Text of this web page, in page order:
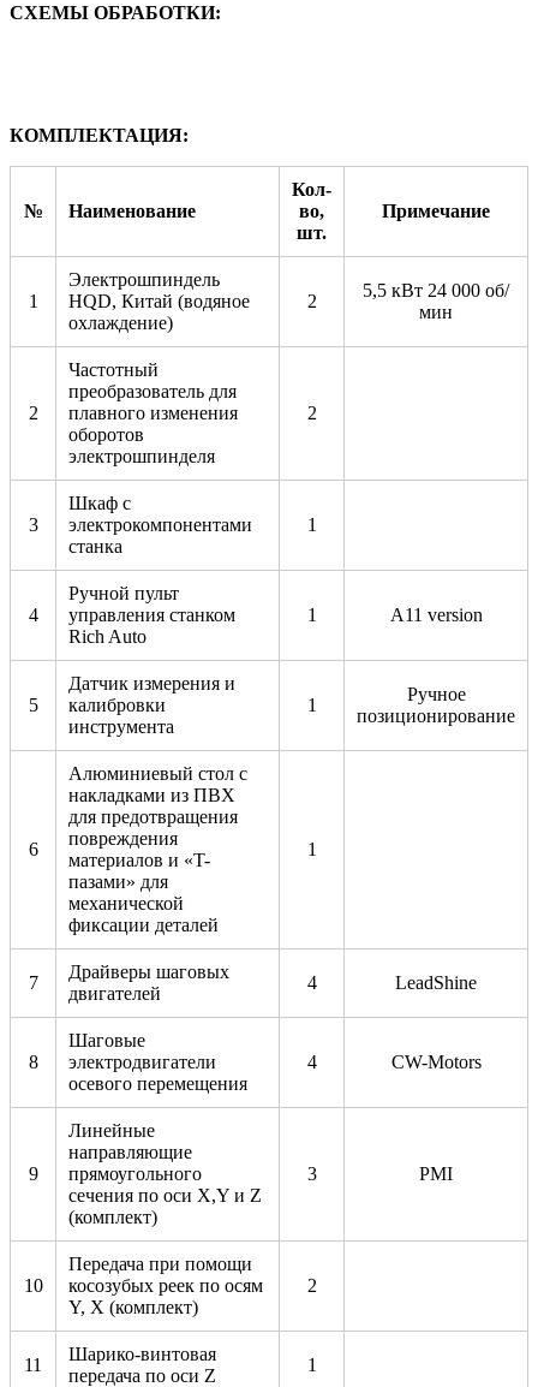
СХЕМЫ ОБРАБОТКИ:
КОМПЛЕКТАЦИЯ:
№ Наименование
Кол-
во,
шт.
Примечание
1
Электрошпиндель
HQD, Китай (водяное
охлаждение)
2
5,5 кВт 24 000 об/
мин
2
Частотный
преобразователь для
плавного изменения
оборотов
электрошпинделя
2
3
Шкаф с
электрокомпонентами
станка
1
4
Ручной пульт
управления станком
Rich Auto
1 A11 version
5
Датчик измерения и
калибровки
инструмента
1
Ручное
позиционирование
6
Алюминиевый стол c
накладками из ПВХ
для предотвращения
повреждения
материалов и «T-
пазами» для
механической
фиксации деталей
1
7
Драйверы шаговых
двигателей
4 LeadShine
8
Шаговые
электродвигатели
осевого перемещения
4 CW-Motors
9
Линейные
направляющие
прямоугольного
сечения по оси X,Y и Z
(комплект)
3 PMI
10
Передача при помощи
косозубых реек по осям
Y, X (комплект)
2
11
Шарико-винтовая
передача по оси Z
1